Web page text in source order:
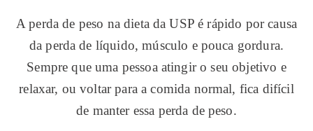
A perda de peso na dieta da USP é rápido por causa
da perda de líquido, músculo e pouca gordura.
Sempre que uma pessoa atingir o seu objetivo e
relaxar, ou voltar para a comida normal, fica difícil
de manter essa perda de peso.